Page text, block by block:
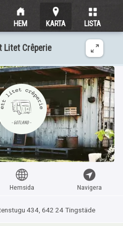
HEM KARTA LISTA
Litet Crêperie
Hemsida Navigera
434, 642 24 Tingstäde